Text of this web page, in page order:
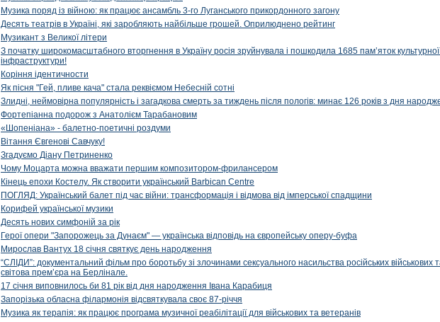
Музика поряд із війною: як працює ансамбль 3-го Луганського прикордонного загону
Десять театрів в Україні, які заробляють найбільше грошей. Оприлюднено рейтинг
Музикант з Великої літери
З початку широкомасштабного вторгнення в Україну росія зруйнувала і пошкодила 1685 пам’яток
інфраструктури!
Коріння ідентичности
Як пісня "Гей, пливе кача" стала реквіємом Небесній сотні
Злидні, неймовірна популярність і загадкова смерть за тиждень після пологів: минає 126 років з дня
Фортепіанна подорож з Анатолієм Тарабановим
«Шопеніана» - балетно-поетичні роздуми
Вітання Євгенові Савчуку!
Згадуємо Діану Петриненко
Чому Моцарта можна вважати першим композитором-фрилансером
Кінець епохи Костелу. Як створити український Barbican Centre
ПОГЛЯД: Український балет під час війни: трансформація і відмова від імперської спадщини
Корифей української музики
Десять нових симфоній за рік
Герої опери "Запорожець за Дунаєм" — українська відповідь на європейську оперу-буфа
Мирослав Вантух 18 січня святкує день народження
“СЛІДИ”: документальний фільм про боротьбу зі злочинами сексуального насильства російських
світова прем’єра на Берлінале.
17 січня виповнилось би 81 рік від дня народження Івана Карабиця
Запорізька обласна філармонія відсвяткувала своє 87-річчя
Музика як терапія: як працює програма музичної реабілітації для військових та ветеранів